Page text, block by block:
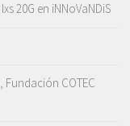
20G en iNNoVaNDiS
COTEC